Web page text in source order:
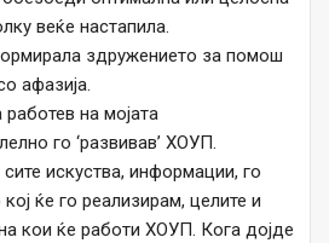
веќе настапила.
здружението за помош
афазија.
на мојата
го ‘развивав’ ХОУП.
искуства, информации, го
ќе го реализирам, целите и
кои ќе работи ХОУП. Кога дојде